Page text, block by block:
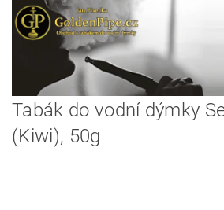
Tabák do vodní dýmky
(Kiwi), 50g